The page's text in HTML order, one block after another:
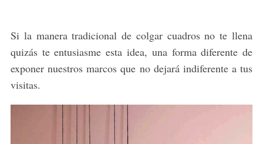
Si la manera tradicional de colgar cuadros no te llena
quizás te entusiasme esta idea, una forma diferente de
exponer nuestros marcos que no dejará indiferente a tus
visitas.